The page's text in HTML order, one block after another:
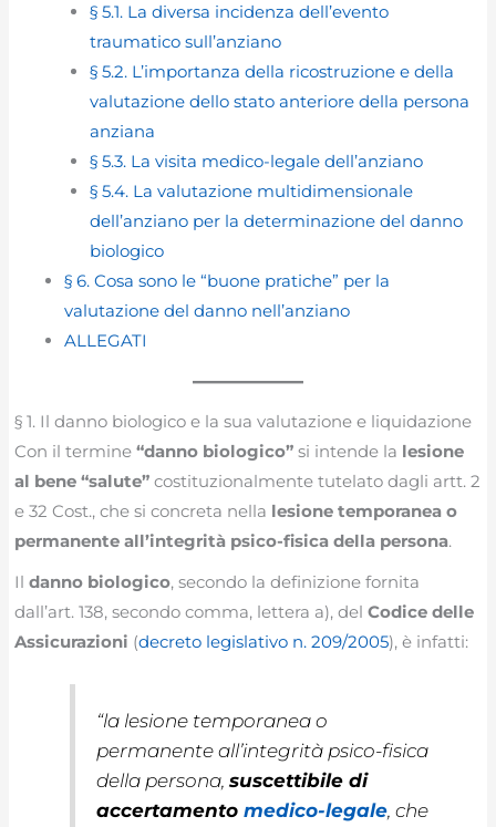
§ 5.1. La diversa incidenza dell’evento
traumatico sull’anziano
§ 5.2. L’importanza della ricostruzione e della
valutazione dello stato anteriore della persona
anziana
§ 5.3. La visita medico-legale dell’anziano
§ 5.4. La valutazione multidimensionale
dell’anziano per la determinazione del danno
biologico
§ 6. Cosa sono le “buone pratiche” per la
valutazione del danno nell’anziano
ALLEGATI
§ 1. Il danno biologico e la sua valutazione e liquidazione
Con il termine “danno biologico” si intende la lesione
al bene “salute” costituzionalmente tutelato dagli artt. 2
e 32 Cost., che si concreta nella lesione temporanea o
permanente all’integrità psico-fisica della persona.
Ildanno biologico, secondo la definizione fornita
dall’art. 138, secondo comma, lettera a), delCodice delle
Assicurazioni (decreto legislativo n. 209/2005), è infatti:
“la lesione temporanea o
permanente all’integrità psico-fisica
della persona,suscettibile di
accertamentomedico-legale, che